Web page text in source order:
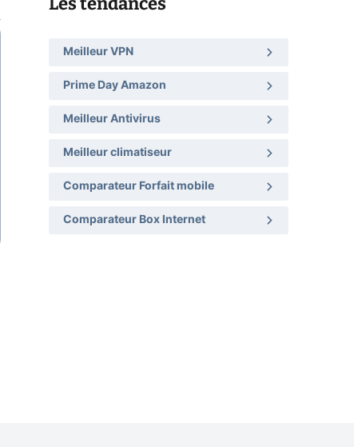
Meilleur VPN
Prime Day Amazon
Meilleur Antivirus
Meilleur climatiseur
Comparateur Forfait mobile
Comparateur Box Internet